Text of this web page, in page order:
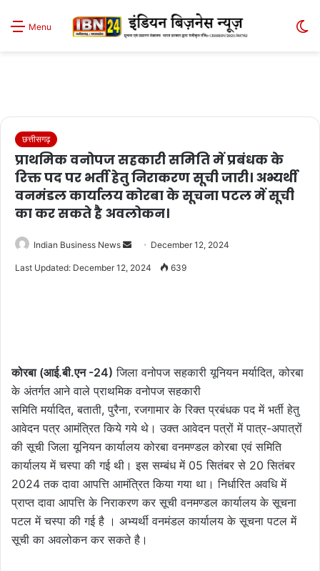
Menu
छत्तीसगढ़
प्राथमिक वनोपज सहकारी समिति में प्रबंधक के
रिक्त पद पर भर्ती हेतु निराकरण सूची जारी। अभ्यर्थी
वनमंडल कार्यालय कोरबा के सूचना पटल में सूची
का कर सकते है अवलोकन।
Indian Business News
Send December 12, 2024
Last Updated: December 12, 2024 639
कोरबा (आई.बी.एन -24) जिला वनोपज सहकारी यूनियन मर्यादित, कोरबा
के अंतर्गत आने वाले प्राथमिक वनोपज सहकारी
समिति मर्यादित, बताती, पुरैना, रजगामार के रिक्त प्रबंधक पद में भर्ती हेतु
आवेदन पत्र आमंत्रित किये गये थे। उक्त आवेदन पत्रों में पात्र-अपात्रों
की सूची जिला यूनियन कार्यालय कोरबा वनमण्डल कोरबा एवं समिति
कार्यालय में चस्पा की गई थी। इस सम्बंध में 05 सितंबर से 20 सितंबर
2024 तक दावा आपत्ति आमंत्रित किया गया था। निर्धारित अवधि में
प्राप्त दावा आपत्ति के निराकरण कर सूची वनमण्डल कार्यालय के सूचना
पटल में चस्पा की गई है । अभ्यर्थी वनमंडल कार्यालय के सूचना पटल में
सूची का अवलोकन कर सकते है।